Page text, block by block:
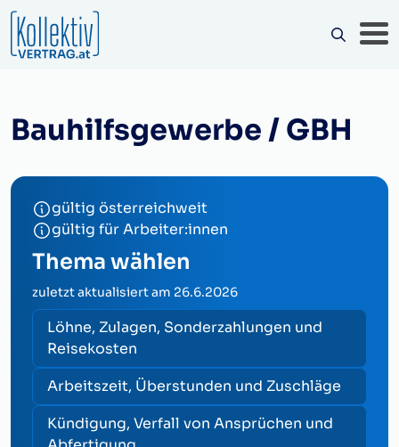
Bauhilfsgewerbe / GBH
gültig österreichweit
gültig für Arbeiter:innen
Thema wählen
zuletzt aktualisiert am 26.6.2026
Löhne, Zulagen, Sonderzahlungen und
Reisekosten
Arbeitszeit, Überstunden und Zuschläge
Kündigung, Verfall von Ansprüchen und